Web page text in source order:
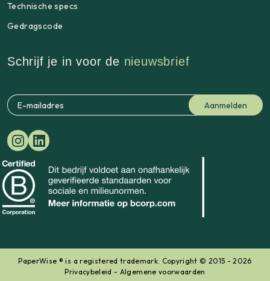
Technische specs
Gedragscode
Schrijf je in voor de nieuwsbrief
PaperWise ® is a registered trademark. Copyright © 2015 - 2026
Privacybeleid - Algemene voorwaarden